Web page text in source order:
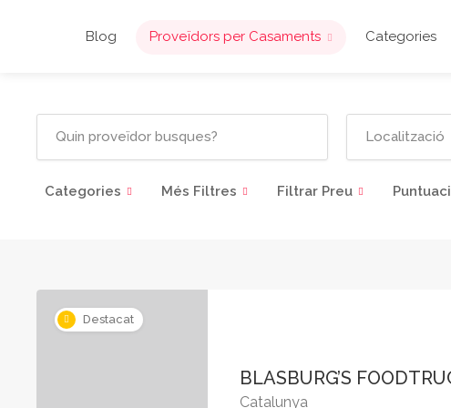
Blog Proveïdors per Casaments Categories
Categories Més Filtres Filtrar Preu
Destacat
BLASBURG’S
Catalunya